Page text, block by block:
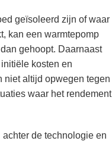
geïsoleerd zijn of waar
kan een warmtepomp
gehoopt. Daarnaast
kosten en
niet altijd opwegen tegen
waar het rendement
de technologie en